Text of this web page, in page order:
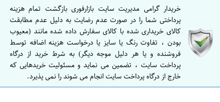
خریدار گرامی مدیریت سایت بازارفوری بازگشت تمام هزینه
پرداختی شما را در صورت عدم رضایت به دلیل عدم مطابقت
کالای خریداری شده با کالای سفارش داده شده مانند (معیوب
بودن ، تفاوت رنگ یا سایز یا درخواست هزینه اضافه توسط
فروشنده و یا هر دلیل موجه دیگر) به شرط خرید از درگاه
پرداخت سایت ، تضمین می نماید و مسئولیت خریدهایی که
خارج از درگاه پرداخت سایت انجام می شوند را نمی پذیرد.